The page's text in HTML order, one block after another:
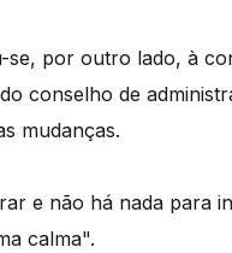
por outro lado, à
conselho de
mudanças.
e não há nada para
calma".